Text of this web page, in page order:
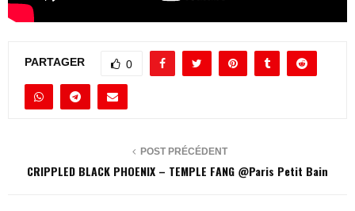
PARTAGER 0
POST PRÉCÉDENT
CRIPPLED BLACK PHOENIX – TEMPLE FANG @Paris Petit Bain